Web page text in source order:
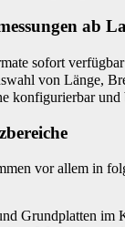
ab
sofort verfügbar
von Länge,
konfigurierbar und
vor allem in
Grundplatten im